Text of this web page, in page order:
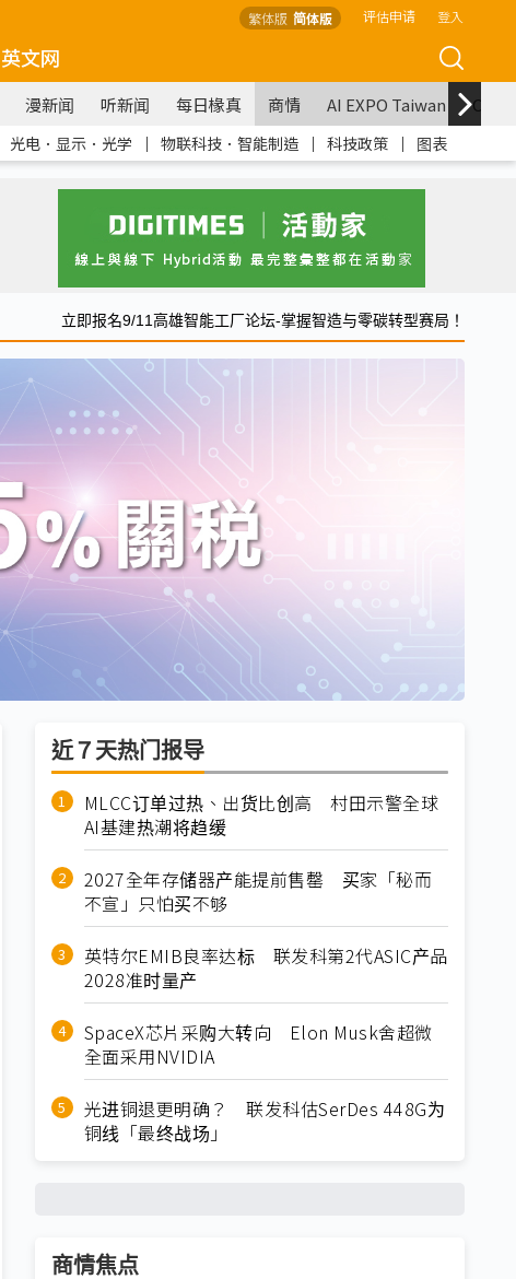
繁体版 简体版 评估申请 登入
英文网
漫新闻 听新闻 每日椽真 商情 AI EXPO Taiwan
光电．显示．光学 ｜ 物联科技．智能制造 ｜ 科技政策 ｜ 图表
立即报名9/11高雄智能工厂论坛-掌握智造与零碳转型赛局！
近７天热门报导
MLCC订单过热、出货比创高 村田示警全球
AI基建热潮将趋缓
2027全年存储器产能提前售罄 买家「秘而
不宣」只怕买不够
英特尔EMIB良率达标 联发科第2代ASIC产品
2028准时量产
SpaceX芯片采购大转向 Elon Musk舍超微
全面采用NVIDIA
光进铜退更明确？ 联发科估SerDes 448G为
铜线「最终战场」
商情焦点